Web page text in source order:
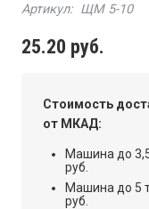
Артикул: ЩМ 5-10
25.20 руб.
Стоимость
от МКАД:
Машина до
руб.
Машина до 5
руб.